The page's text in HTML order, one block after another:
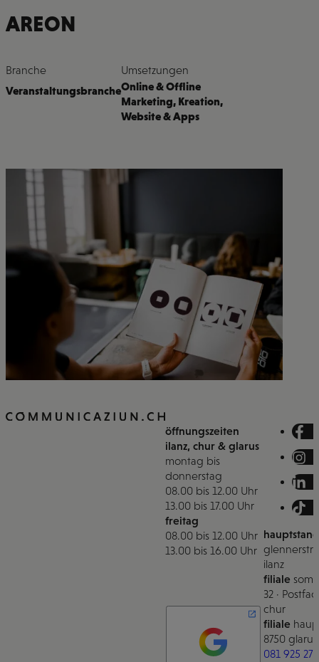
AREON
Branche
Veranstaltungsbranche
Umsetzungen
Online & Offline
Marketing, Kreation,
Website & Apps
öffnungszeiten
ilanz, chur & glarus
montag bis
donnerstag
08.00 bis 12.00 Uhr
13.00 bis 17.00 Uhr
freitag
08.00 bis 12.00 Uhr
13.00 bis 16.00 Uhr
ilanz
filiale
32 ·
chur
filiale
8750 glarus
081 925 27